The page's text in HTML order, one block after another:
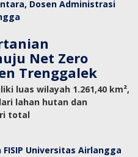
Net Zero
Trenggalek
luas wilayah 1.261,40 km²,
lahan hutan dan
total